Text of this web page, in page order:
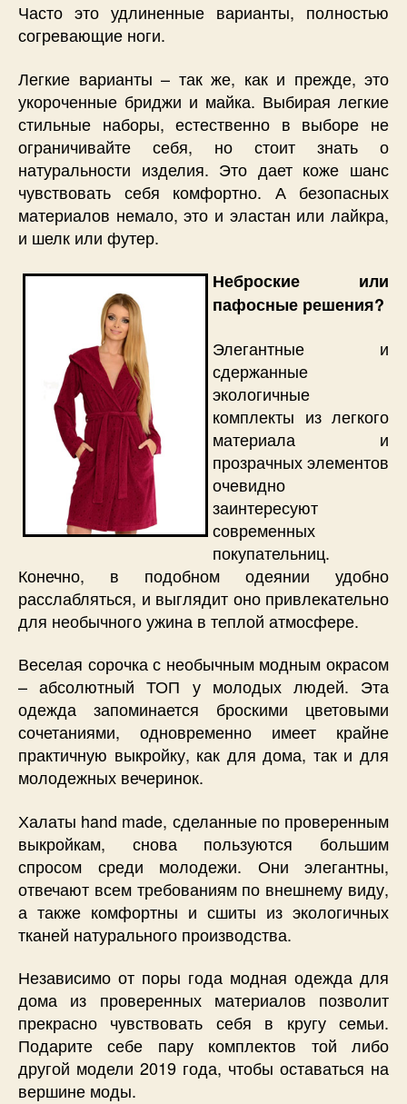
Часто это удлиненные варианты, полностью
согревающие ноги.
Легкие варианты – так же, как и прежде, это
укороченные бриджи и майка. Выбирая легкие
стильные наборы, естественно в выборе не
ограничивайте себя, но стоит знать о
натуральности изделия. Это дает коже шанс
чувствовать себя комфортно. А безопасных
материалов немало, это и эластан или лайкра,
и шелк или футер.
Неброские или
пафосные решения?
Элегантные и
сдержанные
экологичные
комплекты из легкого
материала и
прозрачных элементов
очевидно
заинтересуют
современных
покупательниц.
Конечно, в подобном одеянии удобно
расслабляться, и выглядит оно привлекательно
для необычного ужина в теплой атмосфере.
Веселая сорочка с необычным модным окрасом
– абсолютный ТОП у молодых людей. Эта
одежда запоминается броскими цветовыми
сочетаниями, одновременно имеет крайне
практичную выкройку, как для дома, так и для
молодежных вечеринок.
Халаты hand made, сделанные по проверенным
выкройкам, снова пользуются большим
спросом среди молодежи. Они элегантны,
отвечают всем требованиям по внешнему виду,
а также комфортны и сшиты из экологичных
тканей натурального производства.
Независимо от поры года модная одежда для
дома из проверенных материалов позволит
прекрасно чувствовать себя в кругу семьи.
Подарите себе пару комплектов той либо
другой модели 2019 года, чтобы оставаться на
вершине моды.